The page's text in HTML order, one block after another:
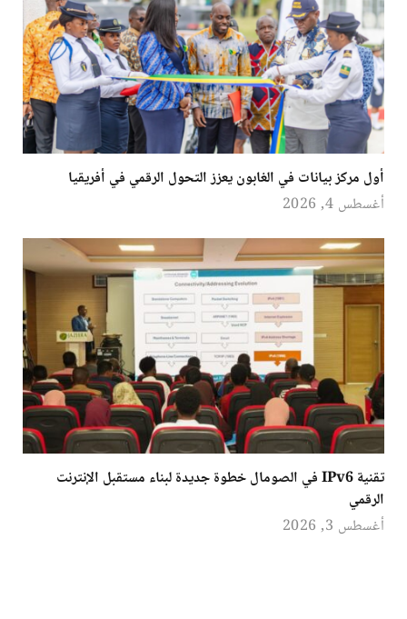
أول مركز بيانات في الغابون يعزز التحول الرقمي في أفريقيا
أغسطس 4, 2026
تقنية IPv6 في الصومال خطوة جديدة لبناء مستقبل الإنترنت
الرقمي
أغسطس 3, 2026